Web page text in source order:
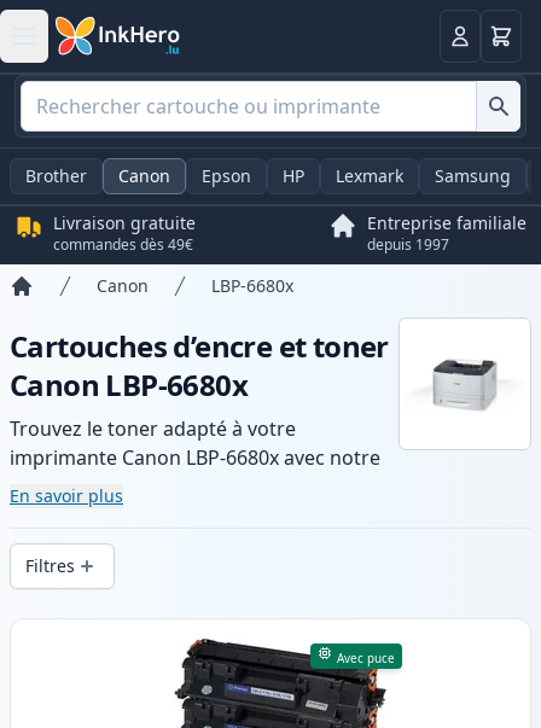
Panier
Brother Canon Epson HP Lexmark Samsung
Livraison gratuite
commandes dès 49€
Entreprise familiale
depuis 1997
Canon LBP-6680x
Cartouches d’encre et toner
Canon LBP-6680x
Trouvez le toner adapté à votre
imprimante Canon LBP-6680x avec notre
gamme de cartouches compatibles et
haute capacité. Profitez d’une qualité
d’impression constante et d’une livraison
rapide depuis un stock local en .
En savoir plus
Filtres
Produits
Avec puce